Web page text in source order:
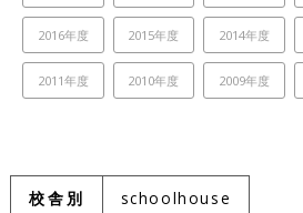
2016年度 2015年度 2014年度
2011年度 2010年度 2009年度
校舎別 schoolhouse